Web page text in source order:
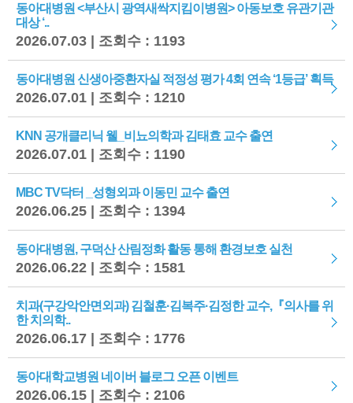
동아대병원 <부산시 광역새싹지킴이병원> 아동보호 유관기관
대상 ‘..
2026.07.03 | 조회수 : 1193
동아대병원 신생아중환자실 적정성 평가 4회 연속 ‘1등급’ 획득
2026.07.01 | 조회수 : 1210
KNN 공개클리닉 웰_비뇨의학과 김태효 교수 출연
2026.07.01 | 조회수 : 1190
MBC TV닥터 _성형외과 이동민 교수 출연
2026.06.25 | 조회수 : 1394
동아대병원, 구덕산 산림정화 활동 통해 환경보호 실천
2026.06.22 | 조회수 : 1581
치과(구강악안면외과) 김철훈·김복주·김정한 교수,『의사를 위
한 치의학..
2026.06.17 | 조회수 : 1776
동아대학교병원 네이버 블로그 오픈 이벤트
2026.06.15 | 조회수 : 2106